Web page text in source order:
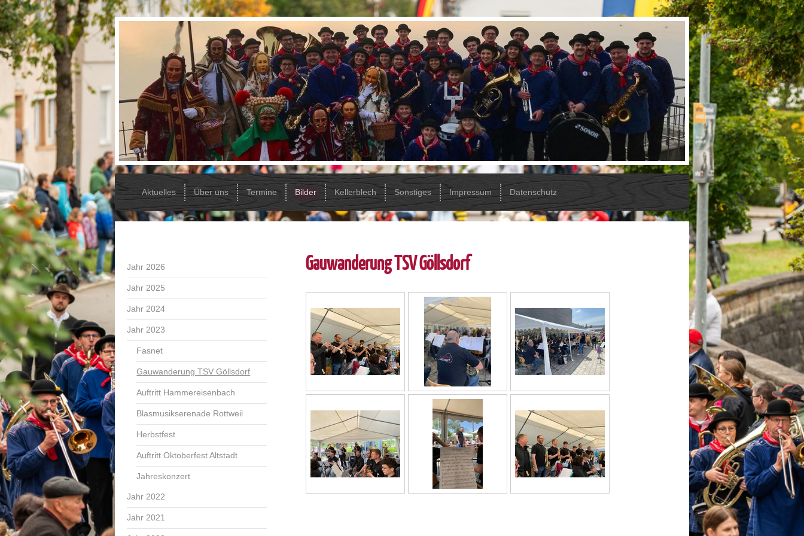
Aktuelles Über uns Termine Bilder Kellerblech Sonstiges Impressum Datenschutz
Gauwanderung TSV Göllsdorf
Jahr 2026
Jahr 2025
Jahr 2024
Jahr 2023
Fasnet
Gauwanderung TSV Göllsdorf
Auftritt Hammereisenbach
Blasmusikserenade Rottweil
Herbstfest
Auftritt Oktoberfest Altstadt
Jahreskonzert
Jahr 2022
Jahr 2021